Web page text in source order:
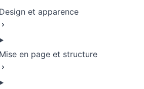
Design et apparence
Mise en page et structure